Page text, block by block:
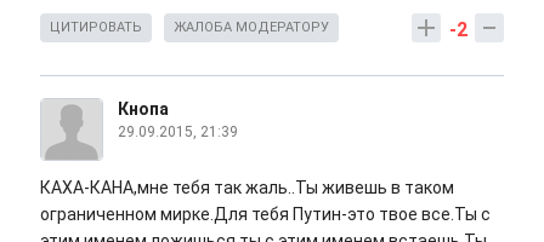
-2
ЦИТИРОВАТЬ ЖАЛОБА МОДЕРАТОРУ
Кнопа
29.09.2015, 21:39
КАХА-КАНА,мне тебя так жаль..Ты живешь в таком
ограниченном мирке.Для тебя Путин-это твое все.Ты с